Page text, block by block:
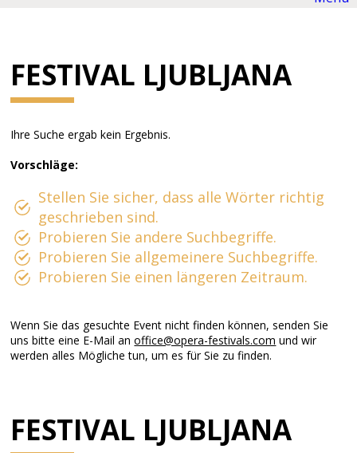
FESTIVAL LJUBLJANA
Ihre Suche ergab kein Ergebnis.
Vorschläge:
Stellen Sie sicher, dass alle Wörter richtig
geschrieben sind.
Probieren Sie andere Suchbegriffe.
Probieren Sie allgemeinere Suchbegriffe.
Probieren Sie einen längeren Zeitraum.
Wenn Sie das gesuchte Event nicht finden können, senden Sie
uns bitte eine E-Mail anoffice@opera-festivals.com und wir
werden alles Mögliche tun, um es für Sie zu finden.
FESTIVAL LJUBLJANA